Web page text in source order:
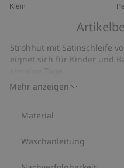
Klein
von
9
Bewertungen
Mehr anzeigen
Strohhut mit Satinschleife
eignet sich für Kinder und
Schleife.
Enthält 100 % FSC®-
FSC-zertifiziertes Holz/Papier
Material
Waschanleitung